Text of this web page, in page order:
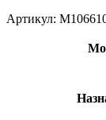
Артикул: